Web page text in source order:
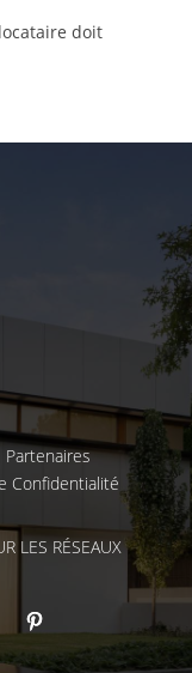
doit
Partenaires
Confidentialité
LES RÉSEAUX